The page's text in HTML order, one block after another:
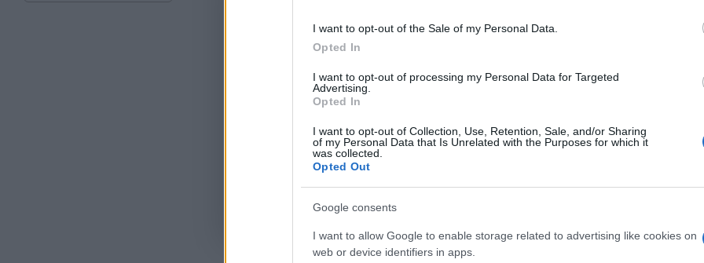
I want to opt-out of the Sale of my Personal Data.
Opted In
I want to opt-out of processing my Personal Data for Targeted
Advertising.
Opted In
I want to opt-out of Collection, Use, Retention, Sale, and/or Sharing
of my Personal Data that Is Unrelated with the Purposes for which it
was collected.
Opted Out
Google consents
I want to allow Google to enable storage related to advertising like cookies on
web or device identifiers in apps.
2000 /
. Το site προστατεύεται από reCAPTCHA, ισχύουν
Αθλητικά